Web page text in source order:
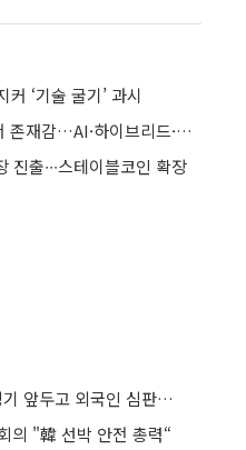
‘기술 굴기’ 과시
지리차 ‘지커’, 베이징 모터쇼서 존재감…AI·하이브리드·럭셔리 3축 전략
출∙∙∙스테이블코인 확장
축구협회, 15년 전 국가대표 경기 앞두고 외국인 심판에 ‘성접대’
의 "韓 선박 안전 총력“